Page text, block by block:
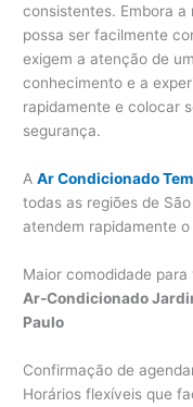
consistentes. Embora a
possa ser facilmente
exigem a atenção de
conhecimento e a
rapidamente e colocar
segurança.
AAr Condicionado
todas as regiões de
atendem rapidamente
Maior comodidade
Ar-Condicionado
Paulo
Confirmação de
Horários flexíveis que